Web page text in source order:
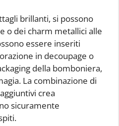
brillanti, si possono
o dei charm metallici alle
essere inseriti
in decoupage o
della bomboniera,
La combinazione di
crea
sicuramente